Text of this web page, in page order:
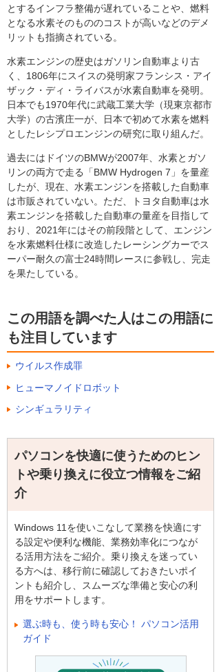
とするインフラ整備が遅れていることや、燃料
となる水素そのもののコストが高いなどのデメ
リットも指摘されている。
水素エンジンの歴史はガソリン自動車より古
く、1806年にスイスの発明家フランシス・アイ
ザック・ディ・ライバスが水素自動車を発明。
日本でも1970年代に武蔵工業大学（現東京都市
大学）の古濱庄一が、日本で初めて水素を燃料
としたレシプロエンジンの研究に取り組んだ。
過去にはドイツのBMWが2007年、水素とガソ
リンの両方で走る「BMW Hydrogen 7」を量産
したが、現在、水素エンジンを搭載した自動車
は市販されていない。ただ、トヨタ自動車は水
素エンジンを搭載した自動車の量産を目指して
おり、2021年にはその前段階として、エンジン
を水素燃料仕様に改造したレーシングカーでス
ーパー耐久の富士24時間レースに参戦し、完走
を果たしている。
この用語を調べた人はこの用語に
も注目しています
ウイルス作成罪
ヒューマノイドロボット
シンギュラリティ
パソコンを快適に使うためのヒン
トや乗り換えに役立つ情報をご紹
介
Windows 11を使いこなして業務を快適にす
る設定や便利な機能、業務効率化につなが
る活用方法をご紹介。乗り換えを迷ってい
る方へは、移行前に確認しておきたいポイ
ントも紹介し、スムーズな準備と安心の利
用をサポートします。
選ぶ時も、使う時も安心！ パソコン活用
ガイド